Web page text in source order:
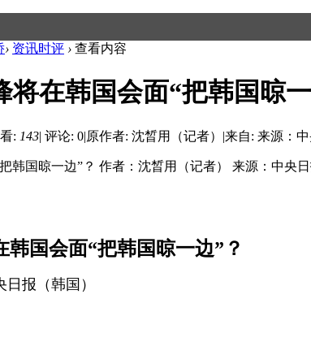
› 资讯时评 › 查看内容
在韩国会面“把韩国晾
: 143| 评论: 0|原作者: 沈晳用（记者） |来自: 来源：中
韩国晾一边”？ 作者：沈晳用（记者） 来源：中
国会面“把韩国晾一边”？
报（韩国）